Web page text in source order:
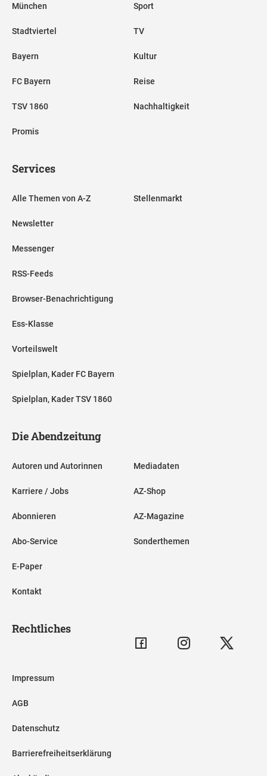
München
Stadtviertel
Bayern
FC Bayern
TSV 1860
Promis
Sport
TV
Kultur
Reise
Nachhaltigkeit
Services
Alle Themen von A-Z
Newsletter
Messenger
RSS-Feeds
Browser-Benachrichtigung
Ess-Klasse
Vorteilswelt
Spielplan, Kader FC Bayern
Spielplan, Kader TSV 1860
Stellenmarkt
Die Abendzeitung
Autoren und Autorinnen
Karriere / Jobs
Abonnieren
Abo-Service
E-Paper
Kontakt
Mediadaten
AZ-Shop
AZ-Magazine
Sonderthemen
Rechtliches
Impressum
AGB
Datenschutz
Barrierefreiheitserklärung